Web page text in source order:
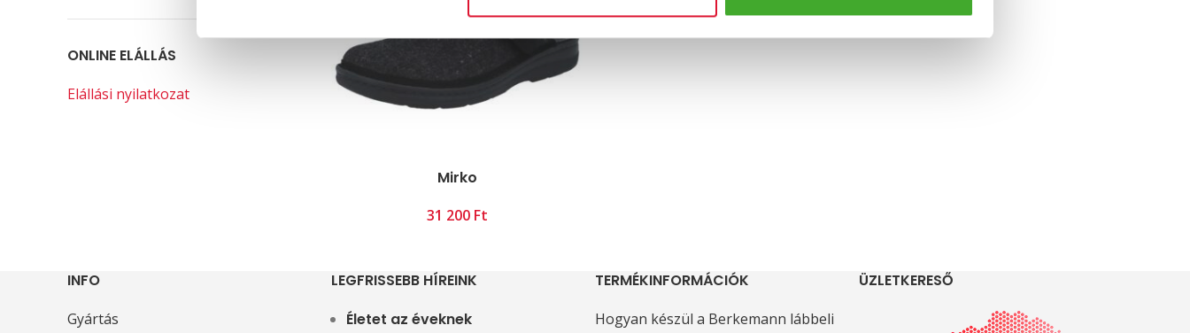
ONLINE ELÁLLÁS
Elállási nyilatkozat
Mirko
Ft
INFO
Gyártás
LEGFRISSEBB HÍREINK
Életet az éveknek
TERMÉKINFORMÁCIÓK
Hogyan készül a Berkemann lábbeli
ÜZLETKERESŐ